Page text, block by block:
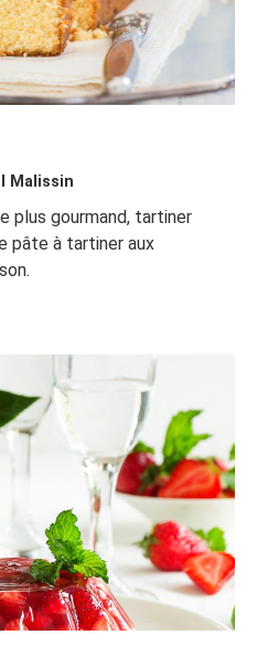
Malissin
plus gourmand, tartiner
pâte à tartiner aux